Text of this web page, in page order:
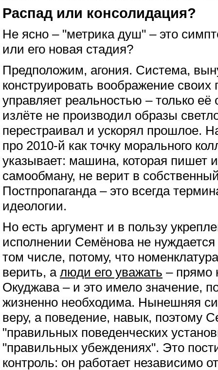
Распад или консолидация?
Не ясно – "метрика душ" – это
или его новая стадия?
Предположим, агония. Система,
конструировать воображение своих
управляет реальностью – только
излёте не производил образы
перестраивал и ускорял прошлое.
про 2010-й как точку морального
указывает: машина, которая пишет
самообману, не верит в
Постпропаганда – это всегда
идеологии.
Но есть аргумент и в пользу
исполнении Семёнова не
том числе, потому, что
верить, а люди его уважать – прямо
Окуджава – и это имело значение,
жизненно необходима. Нынешняя
веру, а поведение, навык, поэтому
"правильных поведенческих
"правильных убеждениях". Это
контроль: он работает независимо